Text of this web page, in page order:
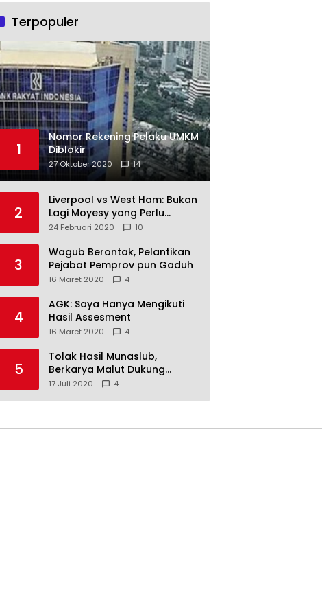
Terpopuler
1
Nomor Rekening Pelaku UMKM
Diblokir
27 Oktober 2020 14
2
Liverpool vs West Ham: Bukan
Lagi Moyesy yang Perlu
Ditakuti
24 Februari 2020 10
3
Wagub Berontak, Pelantikan
Pejabat Pemprov pun Gaduh
16 Maret 2020 4
4
AGK: Saya Hanya Mengikuti
Hasil Assesment
16 Maret 2020 4
5
Tolak Hasil Munaslub,
Berkarya Malut Dukung
Tommy Soeharto
17 Juli 2020 4